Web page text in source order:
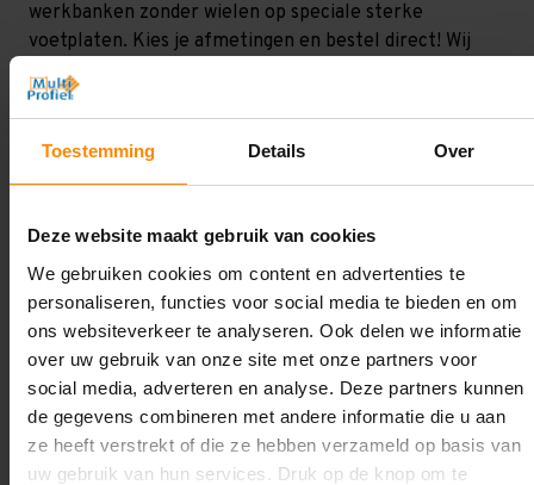
Toestemming Details Over
Deze website maakt gebruik van cookies
We gebruiken cookies om content en advertenties te
personaliseren, functies voor social media te bieden en om
ons websiteverkeer te analyseren. Ook delen we informatie
over uw gebruik van onze site met onze partners voor
social media, adverteren en analyse. Deze partners kunnen
de gegevens combineren met andere informatie die u aan
ze heeft verstrekt of die ze hebben verzameld op basis van
uw gebruik van hun services. Druk op de knop om te
werkbanken zonder wielen op speciale sterke
voetplaten. Kies je afmetingen en bestel direct! Wij
leveren werkbanken in heel Nederland en België.
Werkbank wielen kiezen
samenstellen van je werkbank is de keuze voor wielen.
Je kan kiezen uit de zwarte, rubberen wielen en nylon
witte wielen. De rubberen wielen zijn geschikter voor
ruimtes met ruwe ondergronden zoals klinkers. De
witte nylon wielen zijn echter sterker en rollen
makkelijker met zwaar gewicht. Bij zware belading
adviseren wij eigenlijk altijd het gebruik van de witte
variant. De wielen zijn altijd voorzien van remfunctie
en kunnen volledig rondraaien.